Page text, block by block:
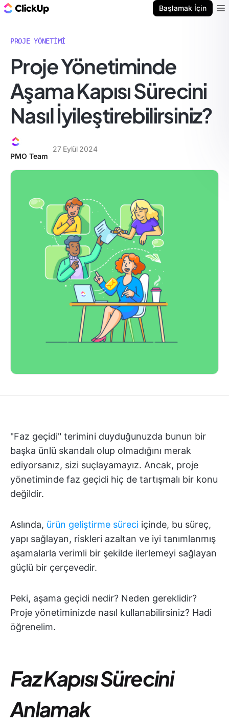
Başlamak İçin
PROJE YÖNETIMI
Proje Yönetiminde
Aşama Kapısı Sürecini
Nasıl İyileştirebilirsiniz?
PMO Team
27 Eylül 2024
"Faz geçidi" terimini duyduğunuzda bunun bir
başka ünlü skandalı olup olmadığını merak
ediyorsanız, sizi suçlayamayız. Ancak, proje
yönetiminde faz geçidi hiç de tartışmalı bir konu
değildir.
Aslında, ürün geliştirme süreci içinde, bu süreç,
yapı sağlayan, riskleri azaltan ve iyi tanımlanmış
aşamalarla verimli bir şekilde ilerlemeyi sağlayan
güçlü bir çerçevedir.
Peki, aşama geçidi nedir? Neden gereklidir?
Proje yönetiminizde nasıl kullanabilirsiniz? Hadi
öğrenelim.
Faz Kapısı Sürecini
Anlamak